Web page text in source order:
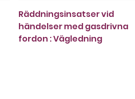
Räddningsinsatser vid
händelser med gasdrivna
fordon : Vägledning